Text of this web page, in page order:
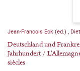
Jean-Francois Eck (ed.)
Deutschland und
Jahrhundert /
siècles